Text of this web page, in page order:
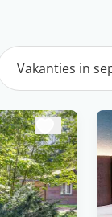
Vakanties in